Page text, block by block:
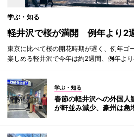
学ぶ・知る
軽井沢で桜が満開 例年より2
東京に比べて桜の開花時期が遅く、例年ゴ
楽しめる軽井沢で今年は約2週間、例年より
学ぶ・知る
春節の軽井沢への外国
が軒並み減少、豪州は急